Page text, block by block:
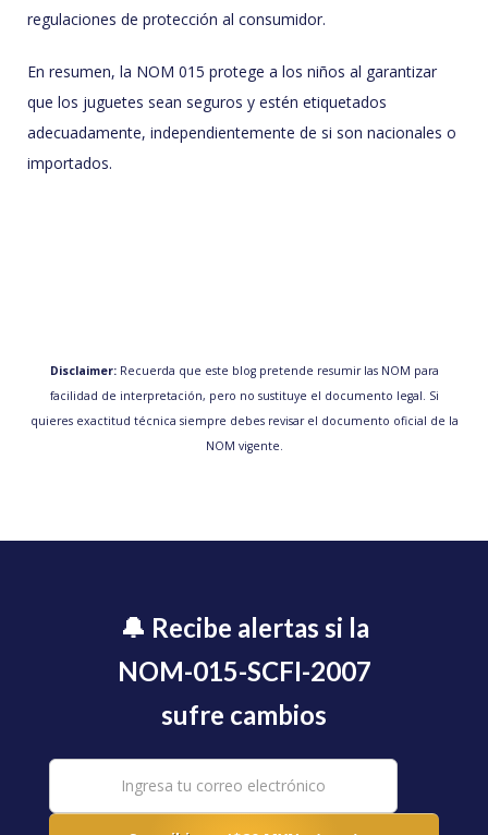
regulaciones de protección al consumidor.
En resumen, la NOM 015 protege a los niños al garantizar
que los juguetes sean seguros y estén etiquetados
adecuadamente, independientemente de si son nacionales o
importados.
Disclaimer: Recuerda que este blog pretende resumir las NOM para
facilidad de interpretación, pero no sustituye el documento legal. Si
quieres exactitud técnica siempre debes revisar el documento oficial de la
NOM vigente.
🔔 Recibe alertas si la
NOM-015-SCFI-2007
sufre cambios